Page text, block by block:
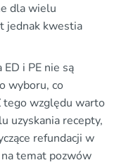
dla wielu
jednak kwestia
i PE nie są
wyboru, co
tego względu warto
uzyskania recepty,
refundacji w
temat pozwów